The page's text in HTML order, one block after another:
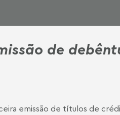
de
emissão de títulos de